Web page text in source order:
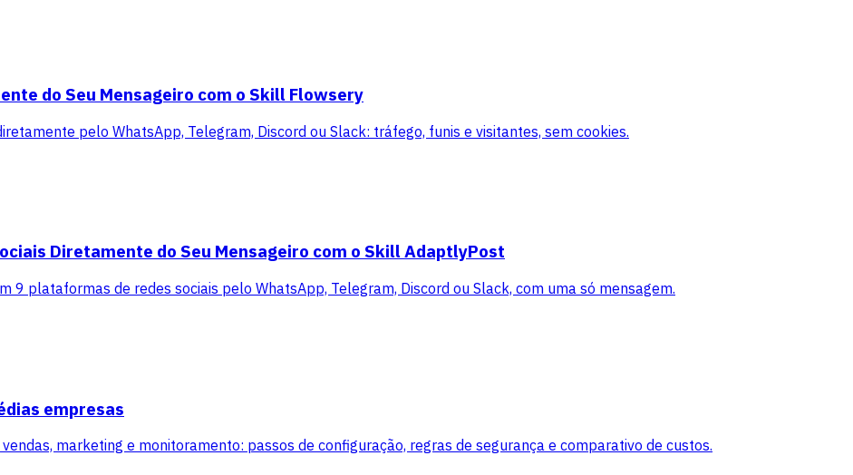
do Seu Mensageiro com o Skill Flowsery
pelo WhatsApp, Telegram, Discord ou Slack: tráfego, funis e visitantes, sem cookies.
Diretamente do Seu Mensageiro com o Skill AdaptlyPost
plataformas de redes sociais pelo WhatsApp, Telegram, Discord ou Slack, com uma só mensagem.
empresas
marketing e monitoramento: passos de configuração, regras de segurança e comparativo de custos.